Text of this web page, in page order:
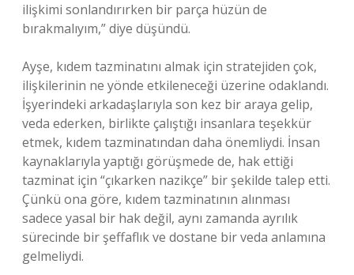
ilişkimi sonlandırırken bir parça hüzün de
bırakmalıyım,” diye düşündü.
Ayşe, kıdem tazminatını almak için stratejiden çok,
ilişkilerinin ne yönde etkileneceği üzerine odaklandı.
İşyerindeki arkadaşlarıyla son kez bir araya gelip,
veda ederken, birlikte çalıştığı insanlara teşekkür
etmek, kıdem tazminatından daha önemliydi. İnsan
kaynaklarıyla yaptığı görüşmede de, hak ettiği
tazminat için “çıkarken nazikçe” bir şekilde talep etti.
Çünkü ona göre, kıdem tazminatının alınması
sadece yasal bir hak değil, aynı zamanda ayrılık
sürecinde bir şeffaflık ve dostane bir veda anlamına
gelmeliydi.